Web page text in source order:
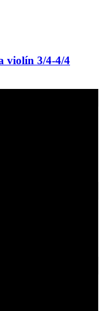
violín 3/4-4/4